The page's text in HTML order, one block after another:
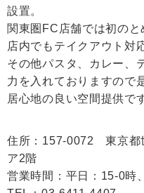
設置。
関東圏FC店舗では初のと
店内でもテイクアウト対
その他パスタ、カレー、
力を入れておりますので
居心地の良い空間提供で
住所：157-0072 東京都
ア2階
営業時間：平日：15-0時